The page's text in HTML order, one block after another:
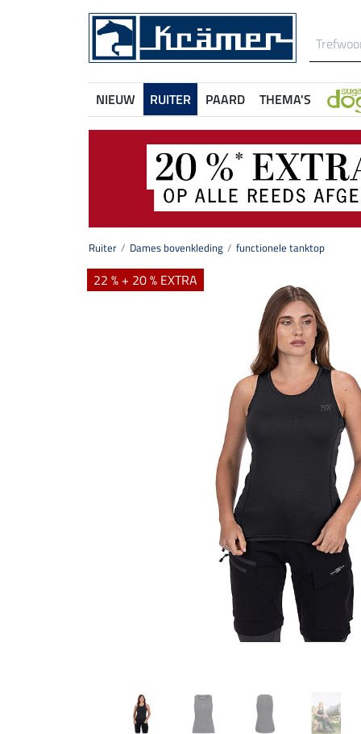
NIEUW RUITER PAARD THEMA'S
Ruiter Dames bovenkleding functionele tanktop
22 % + 20 % EXTRA